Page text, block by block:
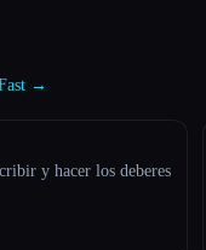
→
y hacer los deberes